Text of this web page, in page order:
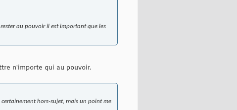
au pouvoir il est important que les
n'importe qui au pouvoir.
hors-sujet, mais un point me